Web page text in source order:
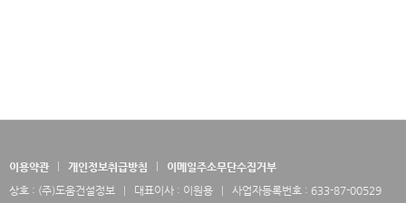
이용약관 개인정보취급방침
이메일주소무단수집거부
상호 : (주)도움건설정보
대표이사 : 이원용
사업자등록번호 : 633-87-00529